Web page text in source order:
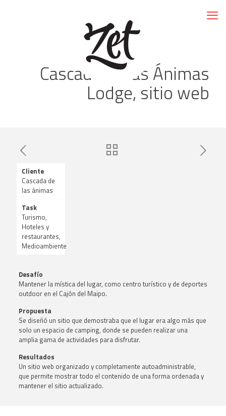
Cascada de las Ánimas
Lodge, sitio web
Cliente
Cascada de
las ánimas
Task
Turismo,
Hoteles y
restaurantes,
Medioambiente
Desafío
Mantener la mística del lugar, como centro turístico y de deportes
outdoor en el Cajón del Maipo.
Propuesta
Se diseñó un sitio que demostraba que el lugar era algo más que
solo un espacio de camping, donde se pueden realizar una
amplia gama de actividades para disfrutar.
Resultados
Un sitio web organizado y completamente autoadministrable,
que permite mostrar todo el contenido de una forma ordenada y
mantener el sitio actualizado.